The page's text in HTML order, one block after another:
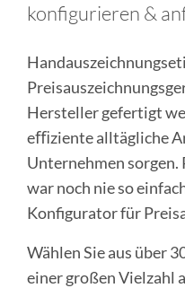
konfigurieren &
Hersteller gefertigt
eﬃziente alltägliche
Unternehmen
war noch nie so
Konfigurator für
Wählen Sie aus über
einer großen Vielzahl